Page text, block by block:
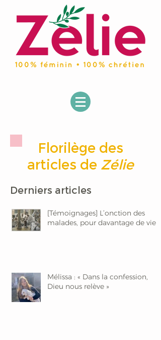
Florilège des
articles de Zélie
Derniers articles
[Témoignages] L’onction des
malades, pour davantage de vie
Mélissa : « Dans la confession,
Dieu nous relève »